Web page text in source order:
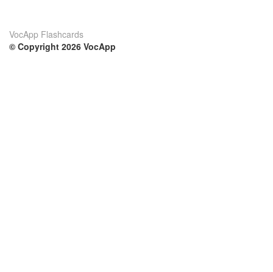
VocApp Flashcards
© Copyright 2026 VocApp